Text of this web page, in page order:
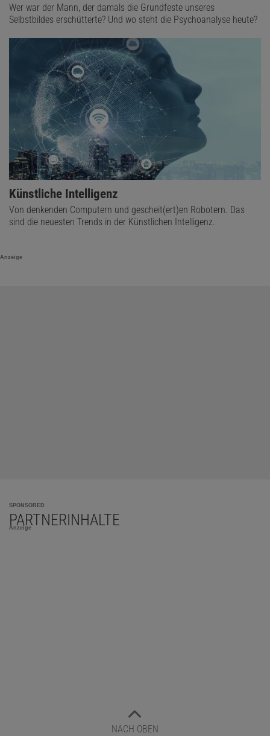
Wer war der Mann, der damals die Grundfeste unseres
Selbstbildes erschütterte? Und wo steht die Psychoanalyse heute?
Künstliche Intelligenz
Von denkenden Computern und gescheit(ert)en Robotern. Das
sind die neuesten Trends in der Künstlichen Intelligenz.
Anzeige
SPONSORED
PARTNERINHALTE
Anzeige
NACH OBEN